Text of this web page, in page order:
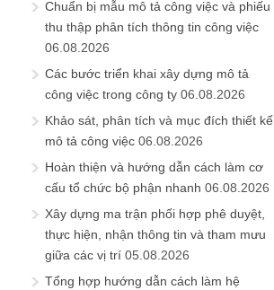
Chuẩn bị mẫu mô tả công việc và phiếu
thu thập phân tích thông tin công việc
06.08.2026
Các bước triển khai xây dựng mô tả
công việc trong công ty 06.08.2026
Khảo sát, phân tích và mục đích thiết kế
mô tả công việc 06.08.2026
Hoàn thiện và hướng dẫn cách làm cơ
cấu tổ chức bộ phận nhanh 06.08.2026
Xây dựng ma trận phối hợp phê duyệt,
thực hiện, nhận thông tin và tham mưu
giữa các vị trí 05.08.2026
Tổng hợp hướng dẫn cách làm hệ